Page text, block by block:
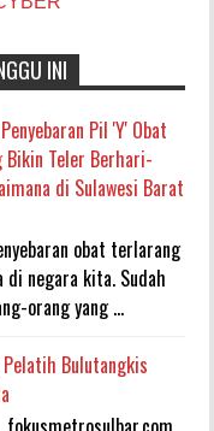
INI
Pil 'Y' Obat
Bikin Teler Berhari-
di Sulawesi Barat
obat terlarang
di negara kita. Sudah
orang yang ...
Pelatih Bulutangkis